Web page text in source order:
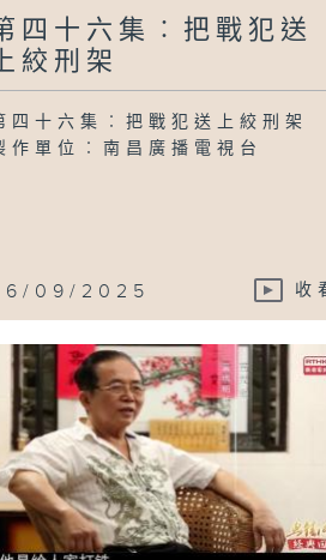
十八集︰尋訪
八路
四十六集︰把戰犯送
上絞刑架
四十六集︰把戰犯送上絞刑架
作單位︰南昌廣播電視台
09/2025 收